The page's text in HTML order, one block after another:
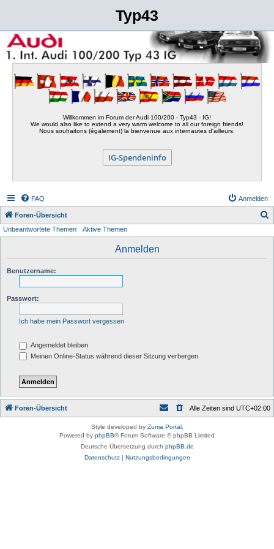
Typ43
Willkommen im Forum der Audi 100/200 - Typ43 - IG!
We would also like to extend a very warm welcome to all our foreign friends!
Nous souhaitons (également) la bienvenue aux internautes d'ailleurs.
IG-Spendeninfo
FAQ Anmelden
Foren-Übersicht
Unbeantwortete Themen Aktive Themen
Anmelden
Benutzername:
Passwort:
Ich habe mein Passwort vergessen
Angemeldet bleiben
Meinen Online-Status während dieser Sitzung verbergen
Foren-Übersicht Alle Zeiten sind UTC+02:00
Style developed by Zuma Portal,
Powered by phpBB® Forum Software © phpBB Limited
Deutsche Übersetzung durch phpBB.de
Datenschutz| Nutzungsbedingungen